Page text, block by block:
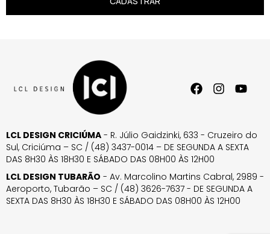
LCL DESIGN CRICIÚMA - R. Júlio Gaidzinki, 633 - Cruzeiro do
Sul, Criciúma – SC / (48) 3437-0014 – DE SEGUNDA A SEXTA
DAS 8H30 ÀS 18H30 E SÁBADO DAS 08H00 ÀS 12H00
LCL DESIGN TUBARÃO - Av. Marcolino Martins Cabral, 2989 -
Aeroporto, Tubarão – SC / (48) 3626-7637 - DE SEGUNDA A
SEXTA DAS 8H30 ÀS 18H30 E SÁBADO DAS 08H00 ÀS 12H00